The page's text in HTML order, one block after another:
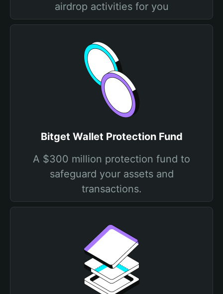
airdrop activities for you
Bitget Wallet Protection Fund
A $300 million protection fund to
safeguard your assets and
transactions.